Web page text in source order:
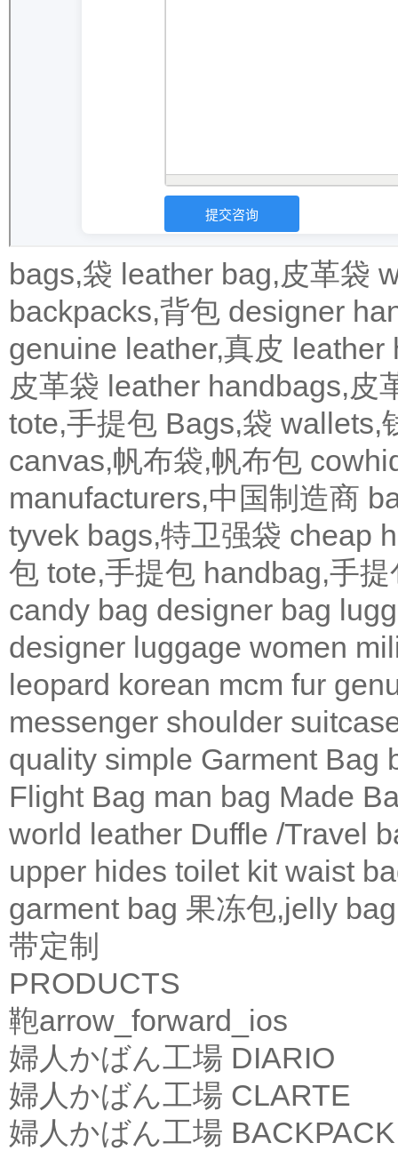
bags,袋 leather bag,皮革袋
backpacks,背包 designer
genuine leather,真皮 leather
皮革袋 leather handbags,皮
tote,手提包 Bags,袋 wallets,
canvas,帆布袋,帆布包
manufacturers,中国制造商
tyvek bags,特卫强袋 cheap
包 tote,手提包 handbag,手提
candy bag designer bag
designer luggage women
leopard korean mcm fur
messenger shoulder
quality simple Garment Bag
Flight Bag man bag Made
world leather Duffle /Travel
upper hides toilet kit waist
garment bag 果冻包,jelly bag
带定制
PRODUCTS
鞄arrow_forward_ios
婦人かばん工場 DIARIO
婦人かばん工場 CLARTE
婦人かばん工場 BACKPACK